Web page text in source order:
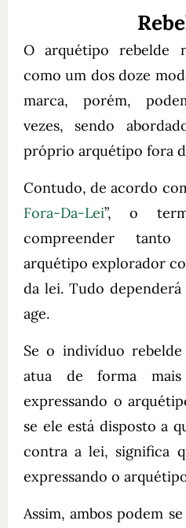
O arquétipo rebelde
como um dos doze
marca, porém,
vezes, sendo
próprio arquétipo fora
Contudo, de acordo
Fora-Da-Lei”, o
compreender tanto
arquétipo explorador
da lei. Tudo
age.
Se o indivíduo
atua de forma mais
expressando o
se ele está disposto a
contra a lei, significa
expressando o
Assim, ambos podem